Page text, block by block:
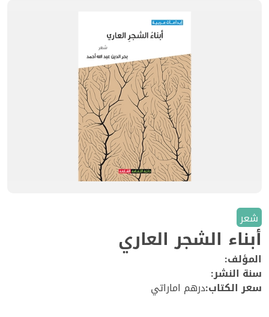
شعر
أبناء الشجر العاري
المؤلف:
سنة النشر:
سعر الكتاب:درهم اماراتي